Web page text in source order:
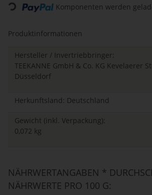
Loading... Komponenten werden
Produktinformationen
Hersteller / Invertriebbringer:
TEEKANNE GmbH & Co. KG Kevelaerer
Düsseldorf
Herkunftsland: Deutschland
Gewicht (inkl. Verpackung):
0,072 kg
NÄHRWERTANGABEN *
NÄHRWERTE PRO 100 G: